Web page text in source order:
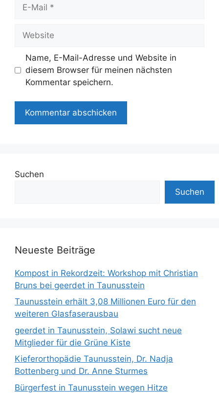
Website
Name, E-Mail-Adresse und Website in
diesem Browser für meinen nächsten
Kommentar speichern.
Suchen
Suchen
Neueste Beiträge
Kompost in Rekordzeit: Workshop mit Christian
Bruns bei geerdet in Taunusstein
Taunusstein erhält 3,08 Millionen Euro für den
weiteren Glasfaserausbau
geerdet in Taunusstein, Solawi sucht neue
Mitglieder für die Grüne Kiste
Kieferorthopädie Taunusstein, Dr. Nadja
Bottenberg und Dr. Anne Sturmes
Bürgerfest in Taunusstein wegen Hitze